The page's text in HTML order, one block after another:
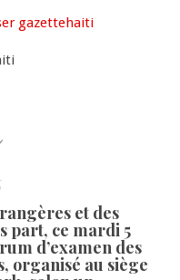
et des
part, ce mardi 5
d’examen des
organisé au siège